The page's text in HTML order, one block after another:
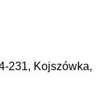
231, Kojszówka,